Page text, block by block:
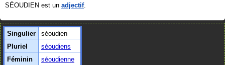
SÉOUDIEN est un adjectif.
Singulier
séoudien
Pluriel
séoudiens
Féminin
séoudienne